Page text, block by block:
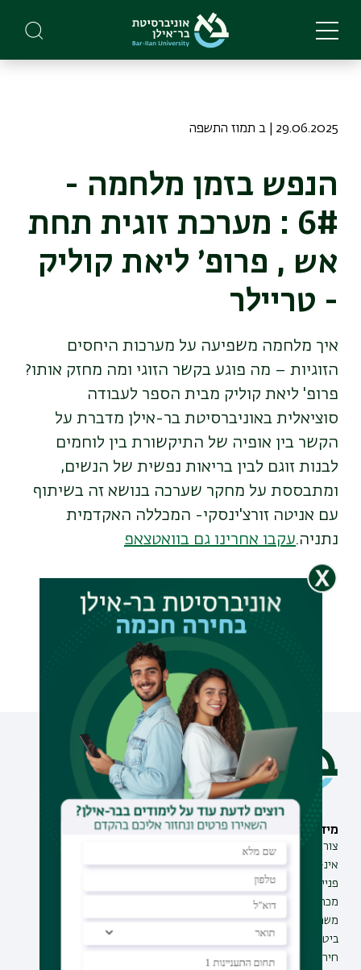
main
29.06.2025 | ב תמוז התשפה
הנפש בזמן מלחמה -
6# : מערכת זוגית תחת
אש , פרופ׳ ליאת קוליק
- טריילר
איך מלחמה משפיעה על מערכות היחסים
הזוגיות – מה פוגע בקשר הזוגי ומה מחזק אותו?
פרופ' ליאת קוליק מבית הספר לעבודה
סוציאלית באוניברסיטת בר-אילן מדברת על
הקשר בין אופיה של התיקשורת בין לוחמים
לבנות זוגם לבין בריאות נפשית של הנשים,
ומתבססת על מחקר שערכה בנושא זה בשיתוף
עם אניטה זורצ'ינסקי- המכללה האקדמית
נתניה.עקבו אחרינו גם בוואטצאפ
מידע וסיוע
צור קשר
אינ-בר מידע אישי לסטודנט
פנייה למנהל האתר
מכרזים
משרות בבר-אילן
ביטחון ובטיחות
חירום ועזרה ראשונה
תחומי לימוד
תואר שני
תוכניות העשרה